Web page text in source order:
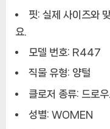
핏: 실제 사이즈와
요.
모델 번호: R447
직물 유형: 양털
클로저 종류: 드로
성별: WOMEN